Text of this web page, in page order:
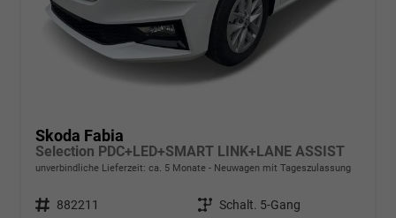
Skoda Fabia
Selection PDC+LED+SMART LINK+LANE ASSIST
unverbindliche Lieferzeit: ca. 5 Monate Neuwagen mit Tageszulassung
Fahrzeugnr. 882211 Getriebe Schalt. 5-Gang